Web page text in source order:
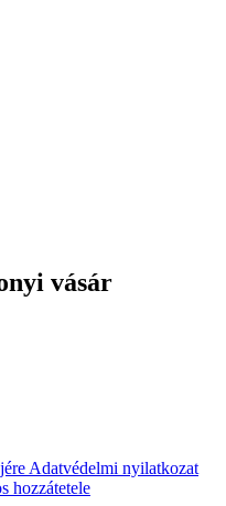
vásár
Adatvédelmi nyilatkozat
hozzátetele